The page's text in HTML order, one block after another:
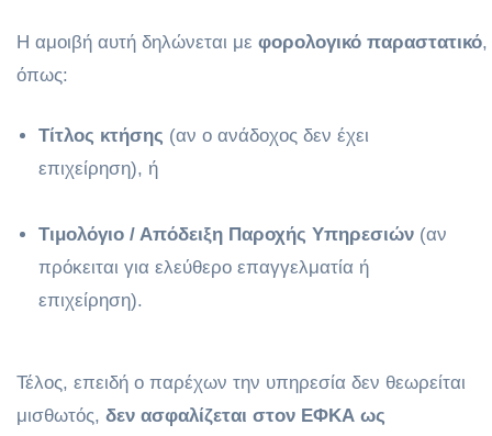
Η αμοιβή αυτή δηλώνεται με φορολογικό παραστατικό,
όπως:
Τίτλος κτήσης (αν ο ανάδοχος δεν έχει
επιχείρηση), ή
Τιμολόγιο / Απόδειξη Παροχής Υπηρεσιών (αν
πρόκειται για ελεύθερο επαγγελματία ή
επιχείρηση).
Τέλος, επειδή ο παρέχων την υπηρεσία δεν θεωρείται
μισθωτός, δεν ασφαλίζεται στον ΕΦΚΑ ως